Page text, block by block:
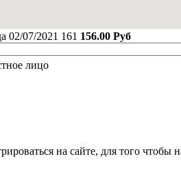
02/07/2021 161 156.00 Руб
лицо
на сайте, для того чтобы